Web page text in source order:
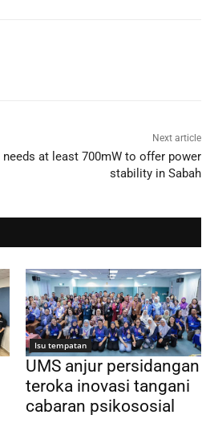
Next article
needs at least 700mW to offer power
stability in Sabah
Isu tempatan
UMS anjur persidangan
teroka inovasi tangani
cabaran psikososial